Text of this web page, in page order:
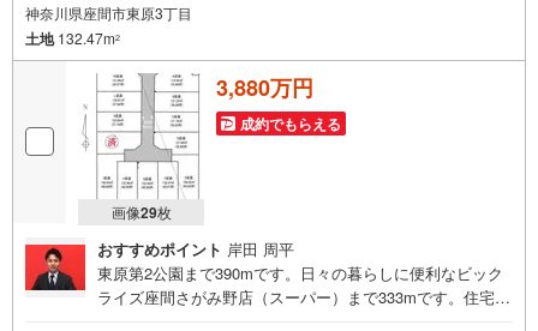
神奈川県座間市東原3丁目
土地132.47m2
画像29枚
3,880万円
成約でもらえる
おすすめポイント 岸田 周平
東原第2公園まで390mです。日々の暮らしに便利なビック
ライズ座間さがみ野店（スーパー）まで333mです。住宅用